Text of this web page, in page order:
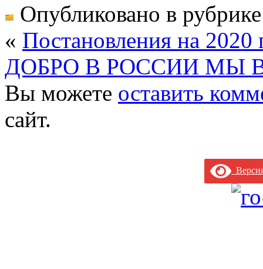
Опубликовано в
« Постановления на 2020
ДОБРО В РОССИИ МЫ
Вы можете оставить
сайт.